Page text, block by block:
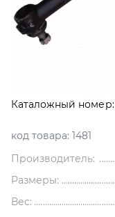
Каталожный номер:
код товара: 1481
Производитель:
Размеры:
Вес: